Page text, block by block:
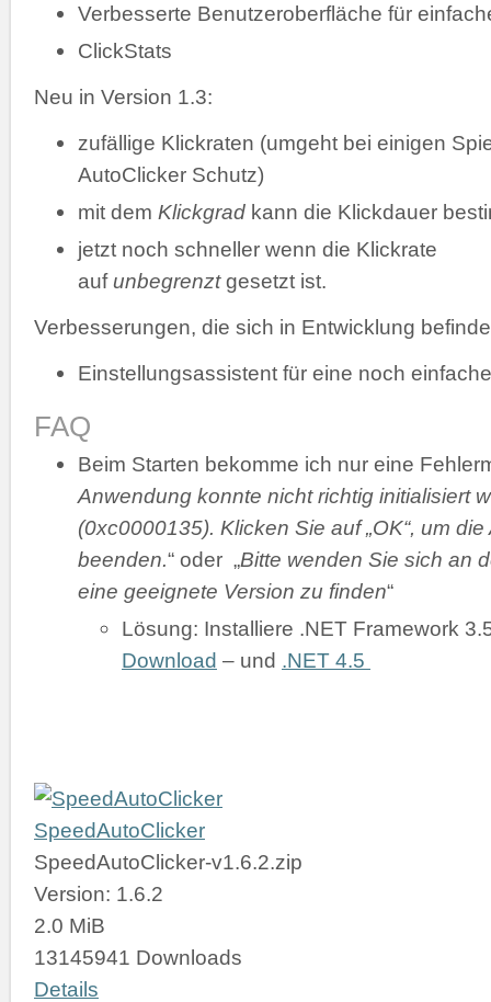
Verbesserte Benutzeroberfläche für
ClickStats
Neu in Version 1.3:
zufällige Klickraten (umgeht bei einigen
AutoClicker Schutz)
mit dem Klickgrad kann die Klickdauer
jetzt noch schneller wenn die Klickrate
aufunbegrenztgesetzt ist.
Verbesserungen, die sich in Entwicklung
Einstellungsassistent für eine noch
FAQ
Beim Starten bekomme ich nur eine
Anwendung konnte nicht richtig initialisiert
(0xc0000135). Klicken Sie auf „OK“, um
beenden.“ oder „Bitte wenden Sie sich an
eine geeignete Version zu finden“
Lösung: Installiere .NET Framework
Download – und .NET 4.5
SpeedAutoClicker
SpeedAutoClicker-v1.6.2.zip
Version: 1.6.2
2.0 MiB
13145941 Downloads
Details